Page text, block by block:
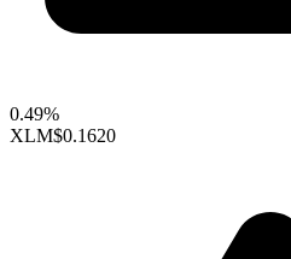
0.49%
XLM$0.1620